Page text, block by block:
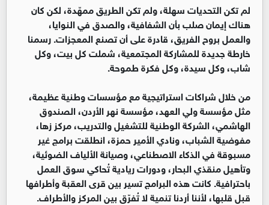
لم تكن التحديات سهلة، ولم تكن الطريق ممهّدة، لكن كان
هناك إيمان صلب بأن الشفافية، والصدق في النوايا،
والعمل بروح الفريق، قادرة على أن تصنع المعجزات. رسمنا
خارطة جديدة للمشاركة المجتمعية، شملت كل بيت، وكل
شاب، وكل سيدة، وكل فكرة طموحة.
من خلال شراكات استراتيجية مع مؤسسات وطنية عظيمة،
مثل مؤسسة ولي العهد، مؤسسة نهر الأردن، الصندوق
الهاشمي، الشركة الوطنية للتشغيل والتدريب، مركز زها،
مفوضية الشباب، ونادي الأمير حمزة، انطلقت برامج غير
مسبوقة في الذكاء الاصطناعي، وصيانة الألياف الضوئية،
وتأهيل منقذي البحار، ودورات ريادية تُحاكي سوق العمل
باحترافية. كانت هذه البرامج تسير بين قرى العقبة وأطرافها
قبل قلبها، لأننا أردنا تنمية لا تُفرّق بين المركز والأطراف.